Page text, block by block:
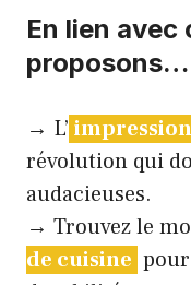
En lien
proposons…
→ L’
révolution qui
audacieuses.
→ Trouvez le
de cuisine